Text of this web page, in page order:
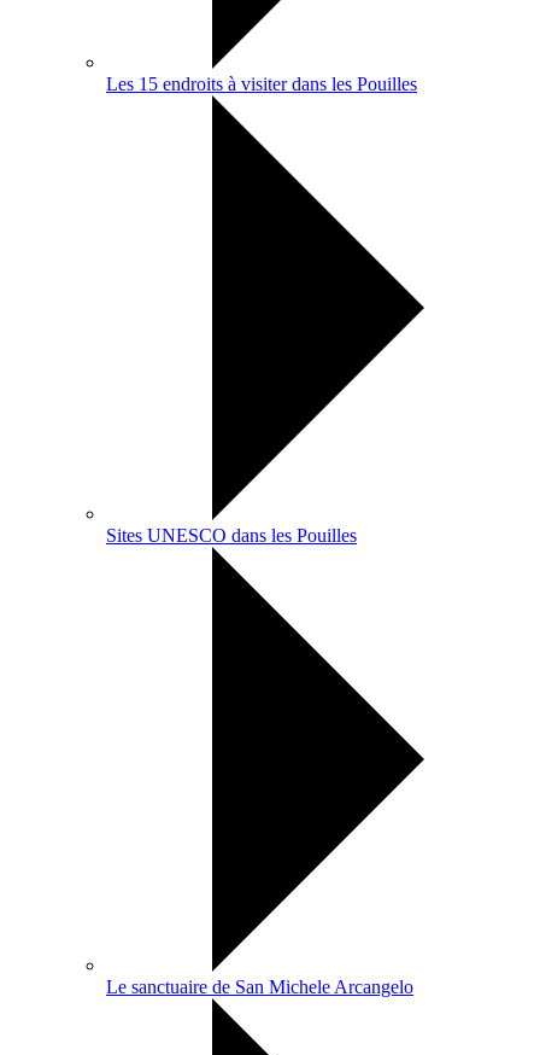
Les 15 endroits à visiter dans les Pouilles
Sites UNESCO dans les Pouilles
Le sanctuaire de San Michele Arcangelo